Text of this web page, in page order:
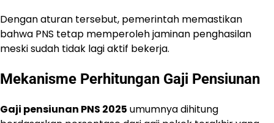
Dengan aturan tersebut, pemerintah memastikan
bahwa PNS tetap memperoleh jaminan penghasilan
meski sudah tidak lagi aktif bekerja.
Mekanisme Perhitungan Gaji Pensiunan
Gaji pensiunan PNS 2025 umumnya dihitung